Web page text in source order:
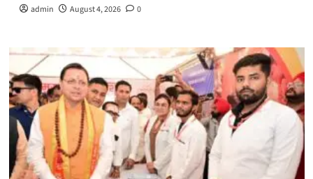
admin August 4, 2026 0